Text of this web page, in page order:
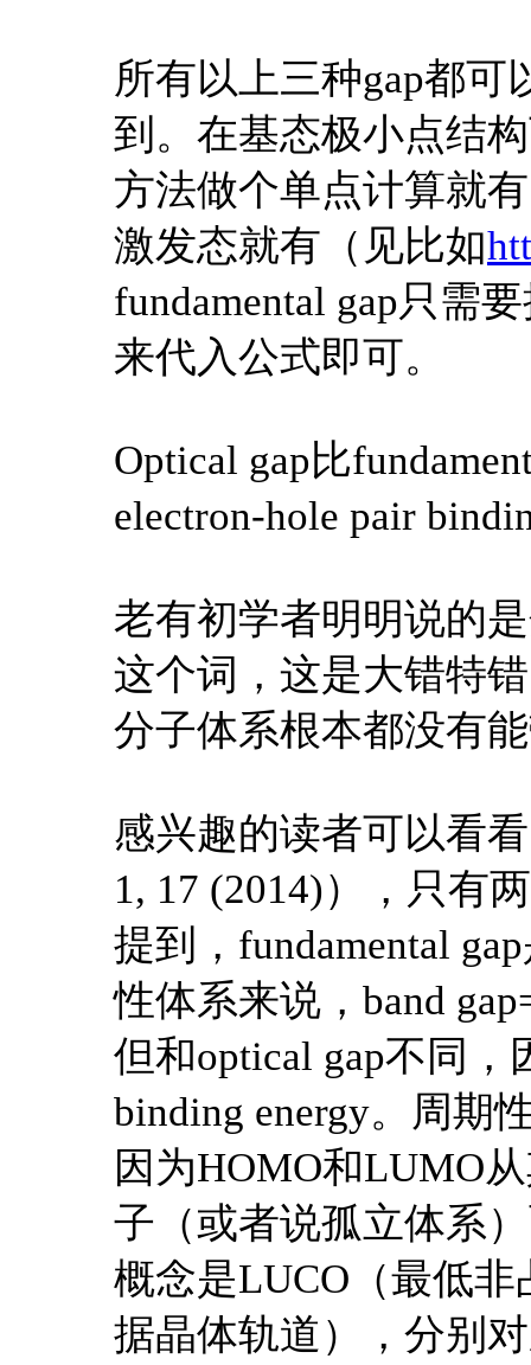
所有以上三种gap都
到。在基态极小点结
方法做个单点计算就
激发态就有（见比如
fundamental gap只需
来代入公式即可。
Optical gap比
electron-hole pair
老有初学者明明说的
这个词，这是大错特
分子体系根本都没有
感兴趣的读者可以看
1, 17 (2014)），只有
提到，fundamental
性体系来说，band
但和optical gap不同，
binding energy。周期
因为HOMO和LUMO
子（或者说孤立体系
概念是LUCO（最低
据晶体轨道），分别